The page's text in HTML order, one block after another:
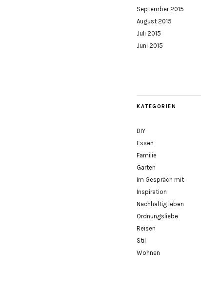
September 2015
August 2015
Juli 2015
Juni 2015
KATEGORIEN
DIY
Essen
Familie
Garten
Im Gespräch mit
Inspiration
Nachhaltig leben
Ordnungsliebe
Reisen
Stil
Wohnen